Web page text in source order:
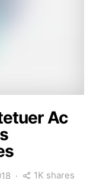
Ac
1K shares